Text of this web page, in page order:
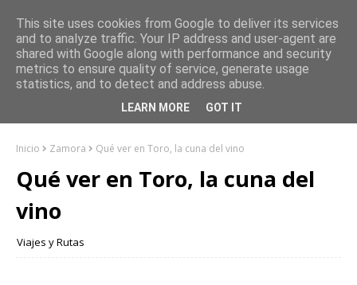
Inicio Zamora Qué ver en Toro, la cuna del vino
Qué ver en Toro, la cuna del
vino
Viajes y Rutas
This site uses cookies from Google to deliver its services
and to analyze traffic. Your IP address and user-agent are
shared with Google along with performance and security
metrics to ensure quality of service, generate usage
statistics, and to detect and address abuse.
LEARN MORE GOT IT